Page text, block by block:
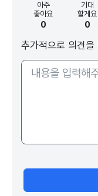
아주
좋아요
0
기대
할게요
0
추가적으로 의견을